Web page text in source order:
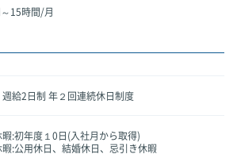
15時間/月
週給2日制 年２回連続休日制度
暇:初年度１0日(入社月から取得)
暇:公用休日、結婚休日、忌引き休暇